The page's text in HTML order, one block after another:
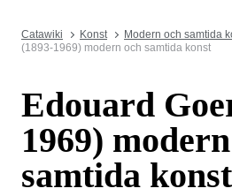
Catawiki Konst Modern och samtida
(1893-1969) modern och samtida konst
Edouard
1969)
samtida konst